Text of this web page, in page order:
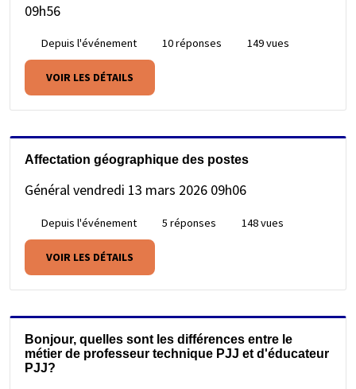
09h56
Depuis l'événement 10 réponses 149 vues
VOIR LES DÉTAILS
Affectation géographique des postes
Généralvendredi 13 mars 2026 09h06
Depuis l'événement 5 réponses 148 vues
VOIR LES DÉTAILS
Bonjour, quelles sont les différences entre le
métier de professeur technique PJJ et d'éducateur
PJJ?